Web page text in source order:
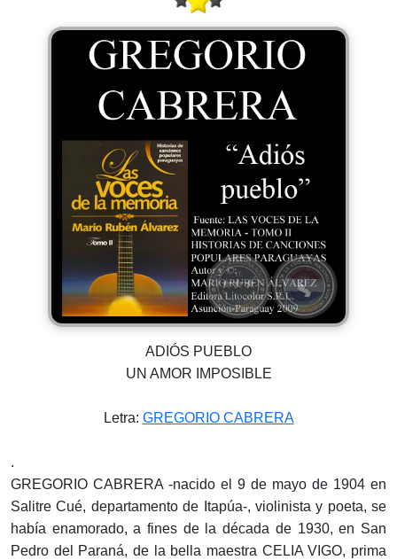
ADIÓS PUEBLO
UN AMOR IMPOSIBLE
Letra: GREGORIO CABRERA
.
GREGORIO CABRERA -nacido el 9 de mayo de 1904 en
Salitre Cué, departamento de Itapúa-, violinista y poeta, se
había enamorado, a fines de la década de 1930, en San
Pedro del Paraná, de la bella maestra CELIA VIGO, prima